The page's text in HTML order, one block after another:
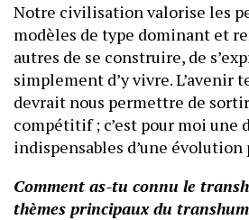
Notre civilisation valorise les
modèles de type dominant et
autres de se construire, de
simplement d’y vivre. L’avenir
devrait nous permettre de
compétitif ; c’est pour moi une
indispensables d’une évolution
Comment as-tu connu le
thèmes principaux du